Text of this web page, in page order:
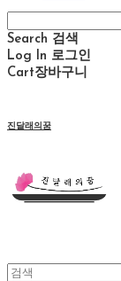
Search 검색
Log In 로그인
Cart장바구니
진달래의꿈